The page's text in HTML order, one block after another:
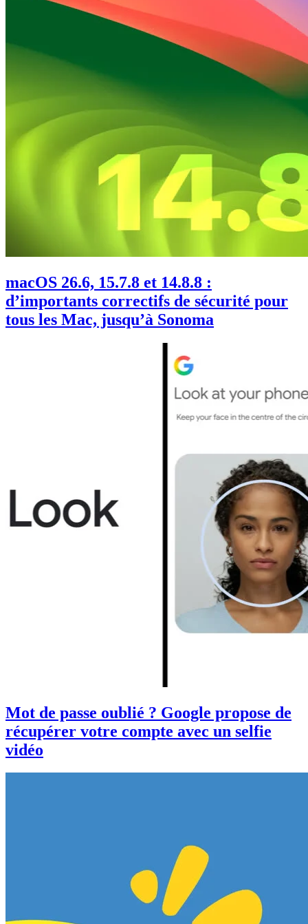
macOS 26.6, 15.7.8 et 14.8.8 :
d’importants correctifs de sécurité pour
tous les Mac, jusqu’à Sonoma
Mot de passe oublié ? Google propose de
récupérer votre compte avec un selfie
vidéo